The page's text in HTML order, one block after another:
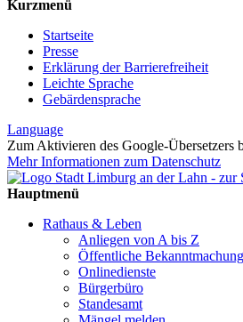
Kurzmenü
Startseite
Presse
Erklärung der Barrierefreiheit
Leichte Sprache
Gebärdensprache
Language
Zum Aktivieren des Google-Übersetzers
Mehr Informationen zum Datenschutz
Hauptmenü
Rathaus & Leben
Anliegen von A bis Z
Öffentliche
Onlinedienste
Bürgerbüro
Standesamt